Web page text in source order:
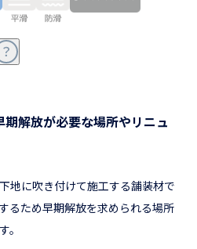
解放が必要な場所やリニュ
地に吹き付けて施工する舗装材で
るため早期解放を求められる場所
。